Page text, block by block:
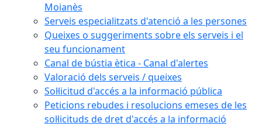
Moianès
Serveis especialitzats d'atenció a les persones
Queixes o suggeriments sobre els serveis i el
seu funcionament
Canal de bústia ètica - Canal d'alertes
Valoració dels serveis / queixes
Sol·licitud d'accés a la informació pública
Peticions rebudes i resolucions emeses de les
sol·licituds de dret d'accés a la informació